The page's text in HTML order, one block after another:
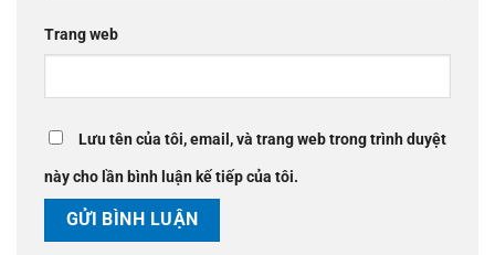
Trang web
Lưu tên của tôi, email, và trang web trong trình duyệt
này cho lần bình luận kế tiếp của tôi.